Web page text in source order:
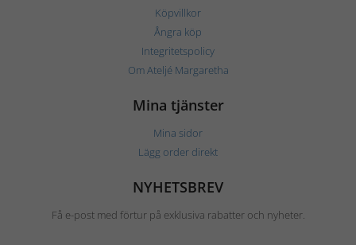
Köpvillkor
Ångra köp
Integritetspolicy
Om Ateljé Margaretha
Mina tjänster
Mina sidor
Lägg order direkt
NYHETSBREV
Få e-post med förtur på exklusiva rabatter och nyheter.